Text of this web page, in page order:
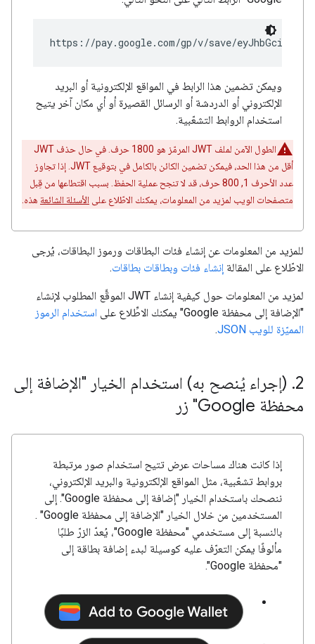
https://pay.google.com/gp/v/save/
ويمكن تضمين هذا الرابط في المواقع الإلكترونية أو البريد
الإلكتروني أو الدردشة أو الرسائل القصيرة أو أي مكان آخر يتيح
استخدام الروابط التشعّبية.
الطول الآمن لملف JWT المرمّز هو 1800 حرف. في حال حذف JWT
أقل من هذا الحد، فيمكن تضمين الكائن بالكامل في بتوقيع JWT. إذا تجاوز
عدد الأحرف 1, 800 حرف، قد لا تنجح عملية الحفظ. بسبب اقتطاعها من قِبل
متصفحات الويب لمزيد من المعلومات، يمكنك الاطّلاع على الأسئلة الشائعة هذه.
للمزيد من المعلومات عن إنشاء فئات البطاقات ورموز البطاقات، يُرجى
الاطّلاع على المقالة إنشاء فئات وبطاقات بطاقات.
لمزيد من المعلومات حول كيفية إنشاء JWT الموقَّع المطلوب لإنشاء
"الإضافة إلى محفظة Google" يمكنك الاطِّلاع على
استخدام الرموز
المميّزة للويب JSON
.
2
. (إجراء يُنصح به) استخدام الخيار "الإضافة إلى
محفظة Google" زر
إذا كانت هناك مساحات عرض تتيح استخدام صور مرتبطة
بروابط تشعّبية، مثل المواقع الإلكترونية والبريد الإلكتروني،
ننصحك باستخدام الخيار "إضافة إلى محفظة Google". إلى
المستخدمين من خلال الخيار "الإضافة إلى محفظة Google" .
بالنسبة إلى مستخدمي "محفظة Google"، يُعدّ الزرّ طلبًا
مألوفًا يمكن التعرّف عليه كوسيلة لبدء إضافة بطاقة إلى
"محفظة Google".